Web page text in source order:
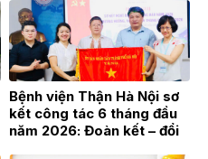
Bệnh viện Thận Hà Nội sơ
kết công tác 6 tháng đầu
năm 2026: Đoàn kết – đổi